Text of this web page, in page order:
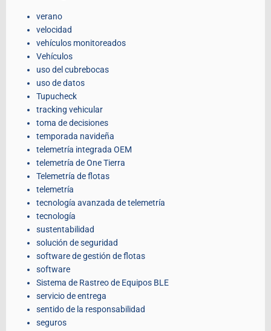
verano
velocidad
vehículos monitoreados
Vehículos
uso del cubrebocas
uso de datos
Tupucheck
tracking vehicular
toma de decisiones
temporada navideña
telemetría integrada OEM
telemetría de One Tierra
Telemetría de flotas
telemetría
tecnología avanzada de telemetría
tecnología
sustentabilidad
solución de seguridad
software de gestión de flotas
software
Sistema de Rastreo de Equipos BLE
servicio de entrega
sentido de la responsabilidad
seguros